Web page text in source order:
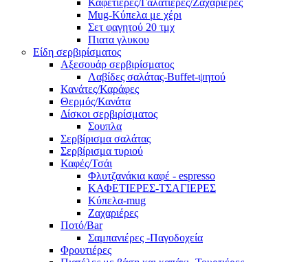
Καφετιέρες/Γαλατιέρες/Ζαχαριέρες
Mug-Κύπελα με χέρι
Σετ φαγητού 20 τμχ
Πιατα γλυκου
Είδη σερβιρίσματος
Αξεσουάρ σερβιρίσματος
Λαβίδες σαλάτας-Buffet-ψητού
Κανάτες/Καράφες
Θερμός/Κανάτα
Δίσκοι σερβιρίσματος
Σουπλα
Σερβίρισμα σαλάτας
Σερβίρισμα τυριού
Καφές/Τσάι
Φλυτζανάκια καφέ - espresso
ΚΑΦΕΤΙΕΡΕΣ-ΤΣΑΓΙΕΡΕΣ
Κύπελα-mug
Ζαχαριέρες
Ποτό/Bar
Σαμπανιέρες -Παγοδοχεία
Φρουτιέρες